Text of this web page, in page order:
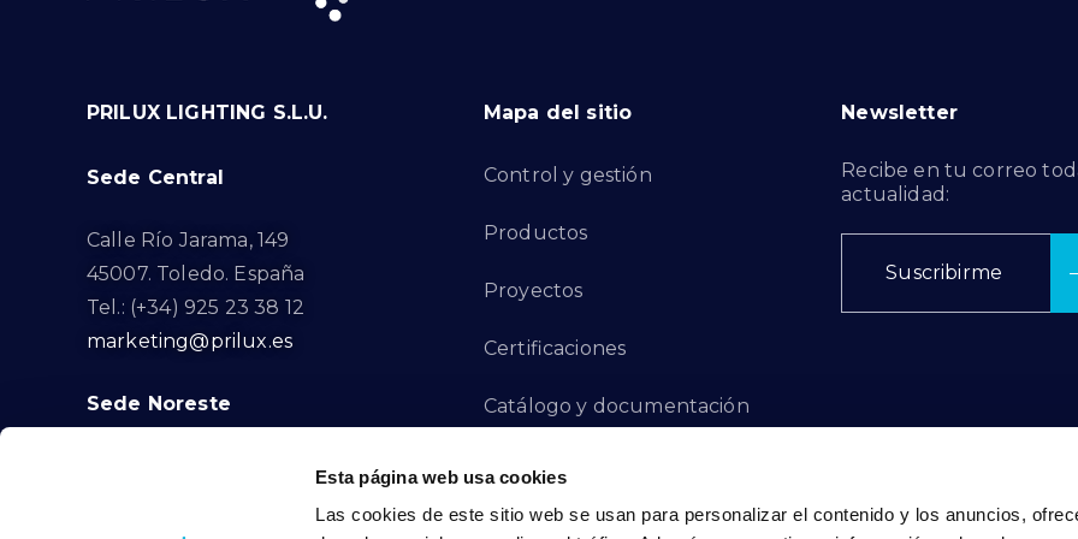
Esta página web usa cookies
Las cookies de este sitio web se usan para personalizar el contenido y los anuncios,
PRILUX LIGHTING S.L.U.
Sede Central
Calle Río Jarama, 149
45007. Toledo. España
Tel.: (+34) 925 23 38 12
marketing@prilux.es
Sede Noreste
Calle Del Torrent Fondo, s/n
Barcelona. España
Mapa del sitio
Control y gestión
Productos
Proyectos
Certificaciones
Catálogo y documentación
Canal de Denuncias
Newsletter
Recibe en tu correo
actualidad:
Suscribirme